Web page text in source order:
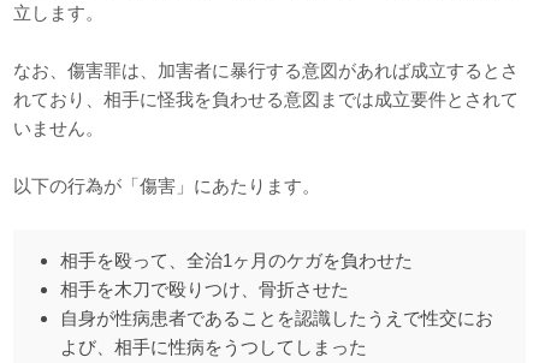
立します。
なお、傷害罪は、加害者に暴行する意図があれば成立するとさ
れており、相手に怪我を負わせる意図までは成立要件とされて
いません。
以下の行為が「傷害」にあたります。
相手を殴って、全治1ヶ月のケガを負わせた
相手を木刀で殴りつけ、骨折させた
自身が性病患者であることを認識したうえで性交にお
よび、相手に性病をうつしてしまった